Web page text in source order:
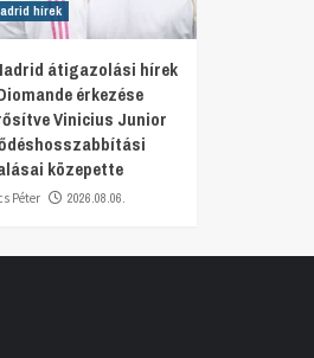
hírek
átigazolási hírek
érkezése
Vinicius Junior
közepette
Péter 2026.08.06.